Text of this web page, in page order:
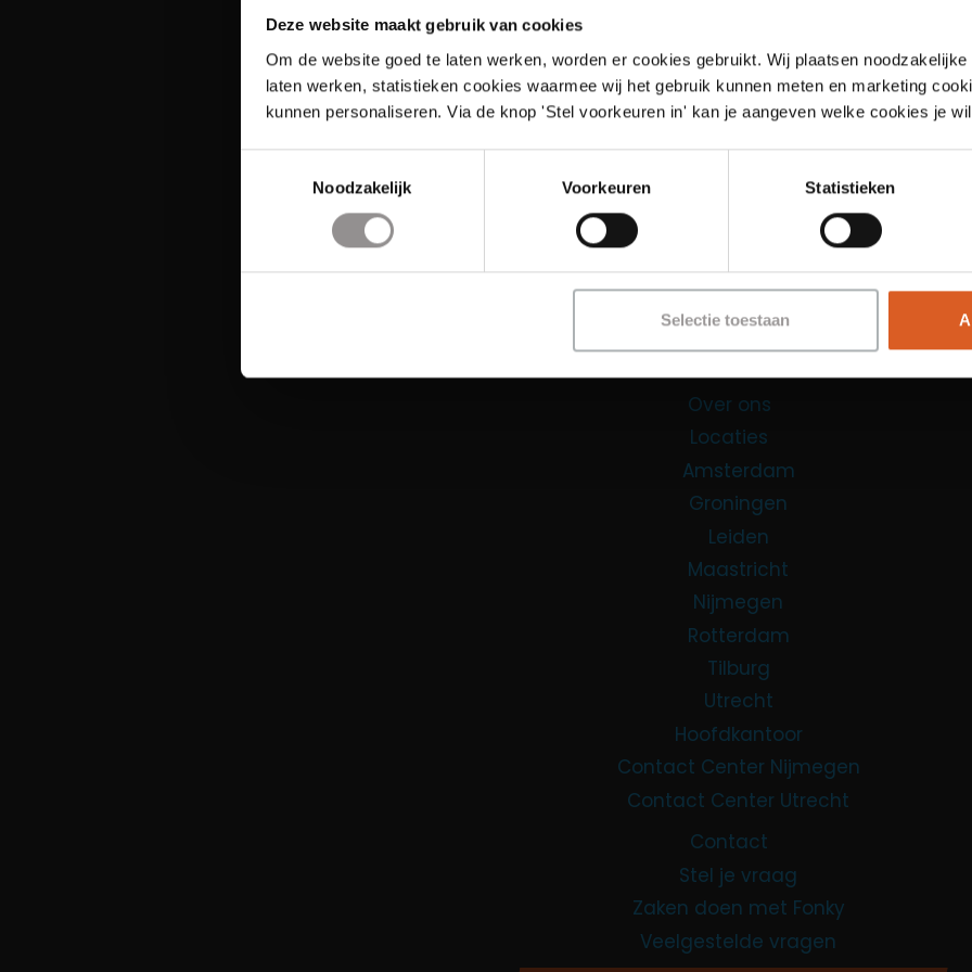
Deze website maakt gebruik van cookies
Om de website goed te laten werken, worden er cookies gebruikt. Wij plaatsen
laten werken, statistieken cookies waarmee wij het gebruik kunnen meten en marketing
kunnen personaliseren. Via de knop 'Stel voorkeuren in' kan je aangeven welke cookies je
Noodzakelijk
Voorkeuren Statistieken
Selectie toestaan
Contact Center Agent
Promotiemedewerker
Over ons
Locaties
Amsterdam
Groningen
Leiden
Maastricht
Nijmegen
Rotterdam
Tilburg
Utrecht
Hoofdkantoor
Contact Center Nijmegen
Contact Center Utrecht
Contact
Stel je vraag
Zaken doen met Fonky
Veelgestelde vragen